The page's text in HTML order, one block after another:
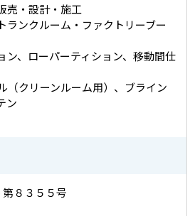
売・設計・施工
ランクルーム・ファクトリーブー
ン、ローパーティション、移動間仕
（クリーンルーム用）、ブライン
ン
８３５５号